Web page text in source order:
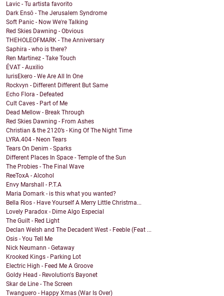
Lavic - Tu artista favorito
Dark Ensō - The Jerusalem Syndrome
Soft Panic - Now We're Talking
Red Skies Dawning - Obvious
THEHOLEOFMARK - The Anniversary
Saphira - who is there?
Ren Martinez - Take Touch
ÉVAT - Auxilio
IurisEkero - We Are All In One
Rockvyn - Different Different But Same
Echo Flora - Defeated
Cult Caves - Part of Me
Dead Mellow - Break Through
Red Skies Dawning - From Ashes
Christian & the 2120’s - King Of The Night Time
LYRA.404 - Neon Tears
Tears On Denim - Sparks
Different Places In Space - Temple of the Sun
The Probies - The Final Wave
ReeToxA - Alcohol
Envy Marshall - P.T.A
Maria Domark - is this what you wanted?
Bella Rios - Have Yourself A Merry Little Christma...
Lovely Paradox - Dime Algo Especial
The Guilt - Red Light
Declan Welsh and The Decadent West - Feeble (Feat ...
Osis - You Tell Me
Nick Neumann - Getaway
Krooked Kings - Parking Lot
Electric High - Feed Me A Groove
Goldy Head - Revolution's Bayonet
Skar de Line - The Screen
Twanguero - Happy Xmas (War Is Over)